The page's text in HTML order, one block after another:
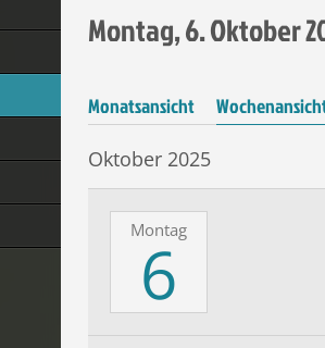
Montag, 6. Oktober
Monatsansicht
Oktober 2025
Montag
6